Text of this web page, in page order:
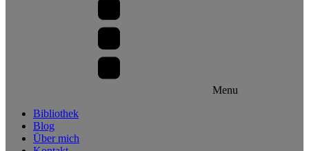
Menu
Bibliothek
Blog
Über mich